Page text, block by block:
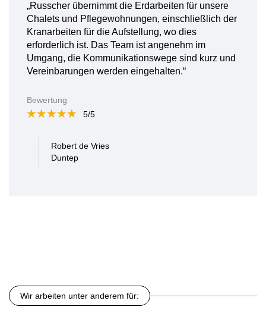
„Russcher übernimmt die Erdarbeiten für unsere
Chalets und Pflegewohnungen, einschließlich der
Kranarbeiten für die Aufstellung, wo dies
erforderlich ist. Das Team ist angenehm im
Umgang, die Kommunikationswege sind kurz und
Vereinbarungen werden eingehalten.“
Robert de Vries
Duntep
Bewertung
5/5
Wir arbeiten unter anderem für: